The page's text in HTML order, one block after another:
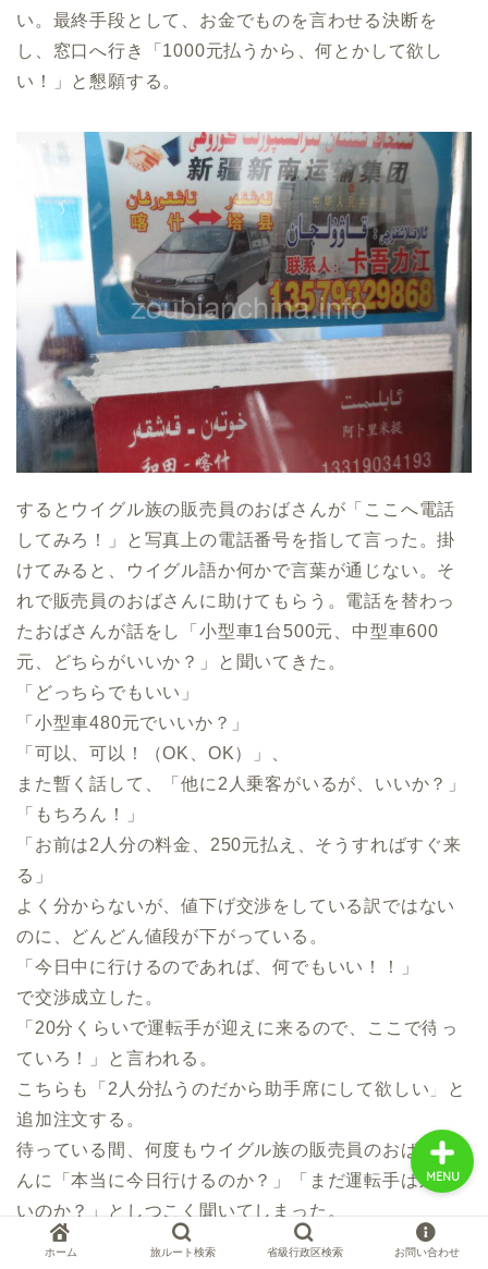
い。最終手段として、お金でものを言わせる決断を
し、窓口へ行き「1000元払うから、何とかして欲し
い！」と懇願する。
するとウイグル族の販売員のおばさんが「ここへ電話
してみろ！」と写真上の電話番号を指して言った。掛
けてみると、ウイグル語か何かで言葉が通じない。そ
れで販売員のおばさんに助けてもらう。電話を替わっ
たおばさんが話をし「小型車1台500元、中型車600
元、どちらがいいか？」と聞いてきた。
「どっちらでもいい」
「小型車480元でいいか？」
「可以、可以！（OK、OK）」、
また暫く話して、「他に2人乗客がいるが、いいか？」
「もちろん！」
「お前は2人分の料金、250元払え、そうすればすぐ来
る」
よく分からないが、値下げ交渉をしている訳ではない
のに、どんどん値段が下がっている。
「今日中に行けるのであれば、何でもいい！！」
で交渉成立した。
「20分くらいで運転手が迎えに来るので、ここで待っ
ていろ！」と言われる。
こちらも「2人分払うのだから助手席にして欲しい」と
追加注文する。
待っている間、何度もウイグル族の販売員のおばちゃ
んに「本当に今日行けるのか？」「まだ運転手は来な
いのか？」としつこく聞いてしまった。
ホーム 旅ルート検索 省級行政区検索 お問い合わせ
MENU
中国の世界遺産